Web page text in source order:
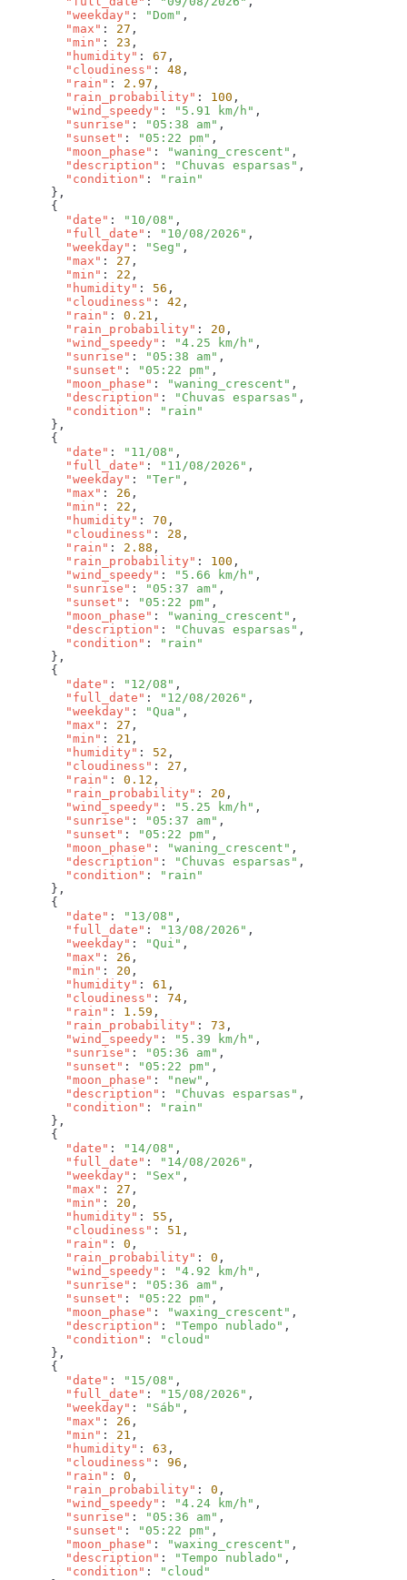
        "weekday"
: "Dom"
        "max"
: 27
        "min"
: 23
        "humidity"
: 67
        "cloudiness"
: 48
        "rain"
: 2.97
        "rain_probability"
: 100
        "wind_speedy"
: "5.91 km/h"
        "sunrise"
: "05:38 am"
        "sunset"
: "05:22 pm"
        "moon_phase"
: "waning_crescent"
        "description"
: "Chuvas esparsas"
        "condition"
:
        "date"
: "10/08"
        "full_date"
: "10/08/2026"
        "weekday"
: "Seg"
        "max"
: 27
        "min"
: 22
        "humidity"
: 56
        "cloudiness"
: 42
        "rain"
: 0.21
        "rain_probability"
: 20
        "wind_speedy"
: "4.25 km/h"
        "sunrise"
: "05:38 am"
        "sunset"
: "05:22 pm"
        "moon_phase"
: "waning_crescent"
        "description"
: "Chuvas esparsas"
        "condition"
:
        "date"
: "11/08"
        "full_date"
: "11/08/2026"
        "weekday"
: "Ter"
        "max"
: 26
        "min"
: 22
        "humidity"
: 70
        "cloudiness"
: 28
        "rain"
: 2.88
        "rain_probability"
: 100
        "wind_speedy"
: "5.66 km/h"
        "sunrise"
: "05:37 am"
        "sunset"
: "05:22 pm"
        "moon_phase"
: "waning_crescent"
        "description"
: "Chuvas esparsas"
        "condition"
:
        "date"
: "12/08"
        "full_date"
: "12/08/2026"
        "weekday"
: "Qua"
        "max"
: 27
        "min"
: 21
        "humidity"
: 52
        "cloudiness"
: 27
        "rain"
: 0.12
        "rain_probability"
: 20
        "wind_speedy"
: "5.25 km/h"
        "sunrise"
: "05:37 am"
        "sunset"
: "05:22 pm"
        "moon_phase"
: "waning_crescent"
        "description"
: "Chuvas esparsas"
        "condition"
:
        "date"
: "13/08"
        "full_date"
: "13/08/2026"
        "weekday"
: "Qui"
        "max"
: 26
        "min"
: 20
        "humidity"
: 61
        "cloudiness"
: 74
        "rain"
: 1.59
        "rain_probability"
: 73
        "wind_speedy"
: "5.39 km/h"
        "sunrise"
: "05:36 am"
        "sunset"
: "05:22 pm"
        "moon_phase"
: "new"
        "description"
: "Chuvas esparsas"
        "condition"
:
        "date"
: "14/08"
        "full_date"
: "14/08/2026"
        "weekday"
: "Sex"
        "max"
: 27
        "min"
: 20
        "humidity"
: 55
        "cloudiness"
: 51
        "rain"
: 0
        "rain_probability"
: 0
        "wind_speedy"
: "4.92 km/h"
        "sunrise"
: "05:36 am"
        "sunset"
: "05:22 pm"
        "moon_phase"
: "waxing_crescent"
        "description"
: "Tempo nublado"
        "condition"
:
        "date"
: "15/08"
        "full_date"
: "15/08/2026"
        "weekday"
: "Sáb"
        "max"
: 26
        "min"
: 21
        "humidity"
: 63
        "cloudiness"
: 96
        "rain"
: 0
        "rain_probability"
: 0
        "wind_speedy"
: "4.24 km/h"
        "sunrise"
: "05:36 am"
        "sunset"
: "05:22 pm"
        "moon_phase"
: "waxing_crescent"
        "description"
: "Tempo nublado"
        "condition"
: